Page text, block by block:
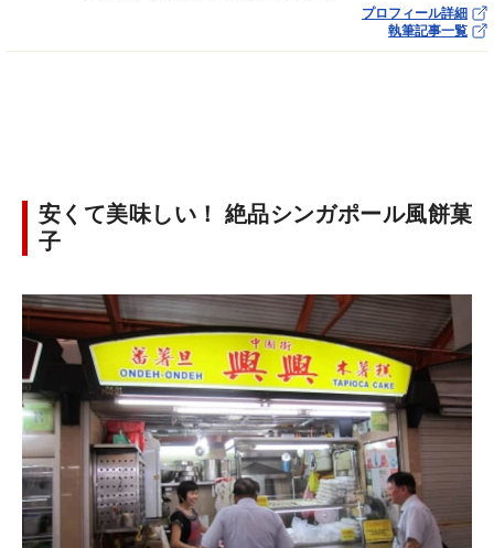
プロフィール詳細
執筆記事一覧
安くて美味しい！ 絶品シンガポール風餅菓
子